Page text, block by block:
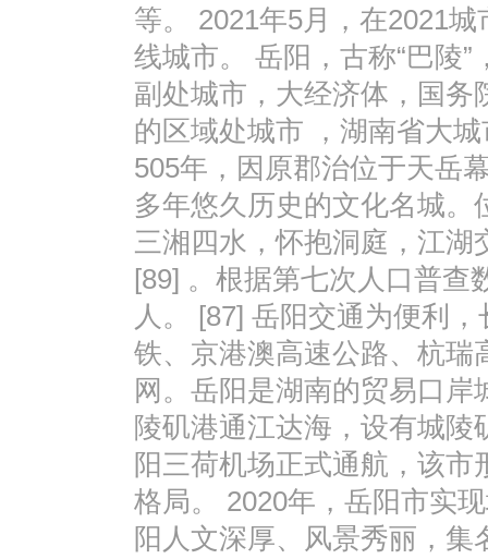
等。 2021年5月，在2021
线城市。 岳阳，古称“巴陵”
副处城市，大经济体，国务
的区域处城市 ，湖南省大
505年，因原郡治位于天岳
多年悠久历史的文化名城
三湘四水，怀抱洞庭，江湖
[89] 。根据第七次人口普查
人。 [87] 岳阳交通为便利
铁、京港澳高速公路、杭瑞
网。岳阳是湖南的贸易口
陵矶港通江达海，设有城陵
阳三荷机场正式通航，该
格局。 2020年，岳阳市实
阳人文深厚、风景秀丽，